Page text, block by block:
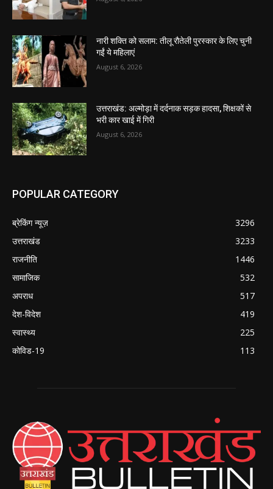
नारी शक्ति को सलाम: तीलू रौतेली पुरस्कार के लिए चुनी
गईं ये महिलाएं
August 6, 2026
उत्तराखंड: अल्मोड़ा में दर्दनाक सड़क हादसा, शिक्षकों से
भरी कार खाई में गिरी
August 6, 2026
POPULAR CATEGORY
ब्रेकिंग न्यूज़
3296
उत्तराखंड
3233
राजनीति
1446
सामाजिक
532
अपराध
517
देश-विदेश
419
स्वास्थ्य
225
कोविड-19
113